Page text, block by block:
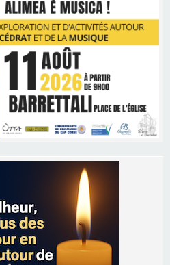
Sainte-Marie et